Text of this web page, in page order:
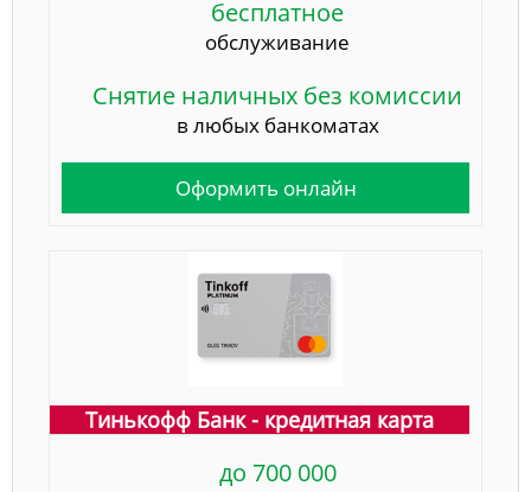
бесплатное
обслуживание
Снятие наличных без комиссии
в любых банкоматах
Оформить онлайн
Тинькофф Банк - кредитная карта
до 700 000